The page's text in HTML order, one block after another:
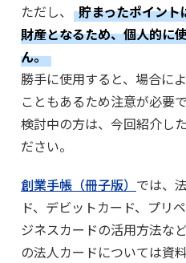
ただし、
貯まったポイン
財産となるため、個人的に
ん。
勝手に使用すると、場合に
こともあるため注意が必要
検討中の方は、今回紹介し
ださい。
創業手帳（冊子版） では、
ド、デビットカード、プリ
ジネスカードの活用方法な
の法人カードについては資